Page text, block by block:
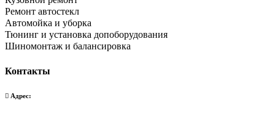
Ремонт автостекл
Автомойка и уборка
Тюнинг и установка допоборудования
Шиномонтаж и балансировка
Контакты
Адрес: